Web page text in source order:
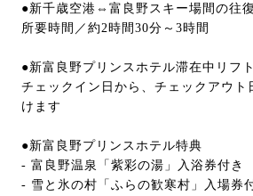
●新千歳空港⇔富良野スキー場間の往
所要時間／約2時間30分～3時間
●新富良野プリンスホテル滞在中リフ
チェックイン日から、チェックアウト
けます
●新富良野プリンスホテル特典
- 富良野温泉「紫彩の湯」入浴券付き
- 雪と氷の村「ふらの歓寒村」入場券